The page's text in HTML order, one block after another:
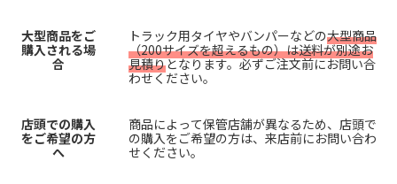
大型商品をご
購入される場
合
トラック用タイヤやバンパーなどの大型商品
（200サイズを超えるもの）は送料が別途お
見積りとなります。必ずご注文前にお問い合
わせください。
店頭での購入
をご希望の方
へ
商品によって保管店舗が異なるため、店頭で
の購入をご希望の方は、来店前にお問い合わ
せください。